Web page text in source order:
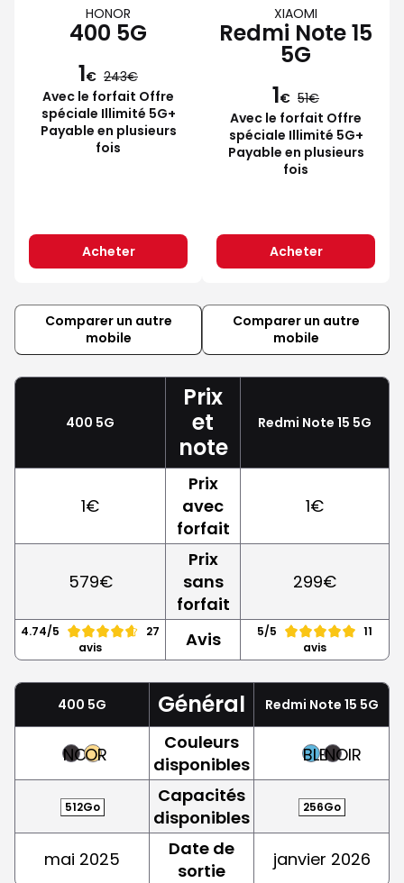
HONOR
400 5G
1€ 243
Avec le forfait Offre
spéciale Illimité 5G+
Payable en plusieurs
fois
Acheter
XIAOMI
Redmi Note 15
5G
1€ 51
Avec le forfait Offre
spéciale Illimité 5G+
Payable en plusieurs
fois
Acheter
Comparer un autre
mobile
Comparer un autre
mobile
400 5G
Prix
et
note
Redmi Note 15 5G
1€
Prix
avec
forfait
1€
579€
Prix
sans
forfait
299€
4.74/5
27
avis
Avis 5/5
11
avis
400 5G Général Redmi Note 15 5G
NOIR
OR
Couleurs
disponibles
BLEUNOIR
512Go
Capacités
disponibles
256Go
mai 2025
Date de
sortie
janvier 2026